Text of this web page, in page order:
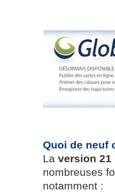
Quoi de neuf
La version 21
nombreuses
notamment :